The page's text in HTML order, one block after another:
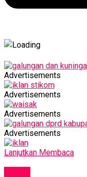
Advertisements
Advertisements
Advertisements
Advertisements
Lanjutkan Membaca